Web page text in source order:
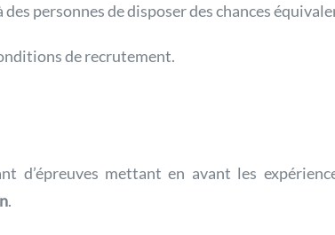
personnes de disposer des chances
de recrutement.
d’épreuves mettant en avant les
.